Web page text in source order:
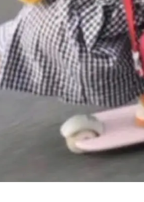
京ICP备2025119063号